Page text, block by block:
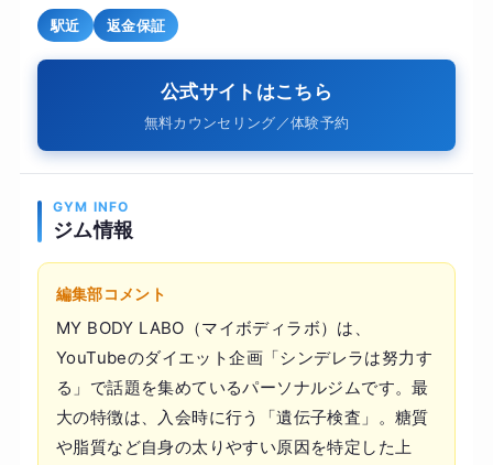
駅近 返金保証
公式サイトはこちら
無料カウンセリング／体験予約
GYM INFO
ジム情報
編集部コメント
MY BODY LABO（マイボディラボ）は、
YouTubeのダイエット企画「シンデレラは努力す
る」で話題を集めているパーソナルジムです。最
大の特徴は、入会時に行う「遺伝子検査」。糖質
や脂質など自身の太りやすい原因を特定した上